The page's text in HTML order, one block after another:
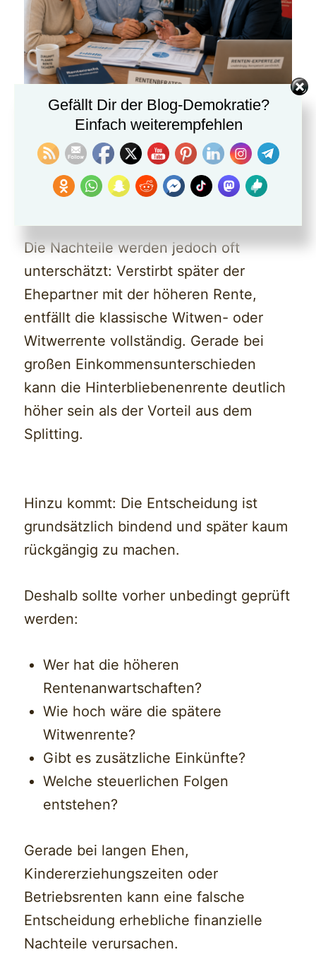
Auch Menschen, die wegen
Kindererziehung oder Pflege weniger
gearbeitet haben, können profitieren.
Das Rentensplitting stärkt die
eigenständige Altersversorgung.
Die Nachteile werden jedoch oft
unterschätzt: Verstirbt später der
Ehepartner mit der höheren Rente,
entfällt die klassische Witwen- oder
Witwerrente vollständig. Gerade bei
großen Einkommensunterschieden
kann die Hinterbliebenenrente deutlich
höher sein als der Vorteil aus dem
Splitting.
Hinzu kommt: Die Entscheidung ist
grundsätzlich bindend und später kaum
rückgängig zu machen.
Deshalb sollte vorher unbedingt geprüft
werden:
Wer hat die höheren
Rentenanwartschaften?
Wie hoch wäre die spätere
Witwenrente?
Gibt es zusätzliche Einkünfte?
Welche steuerlichen Folgen
entstehen?
Gerade bei langen Ehen,
Kindererziehungszeiten oder
Betriebsrenten kann eine falsche
Entscheidung erhebliche finanzielle
Nachteile verursachen.
Gefällt Dir der Blog-Demokratie?
Einfach weiterempfehlen